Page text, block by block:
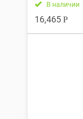
В наличии
16,465 Р